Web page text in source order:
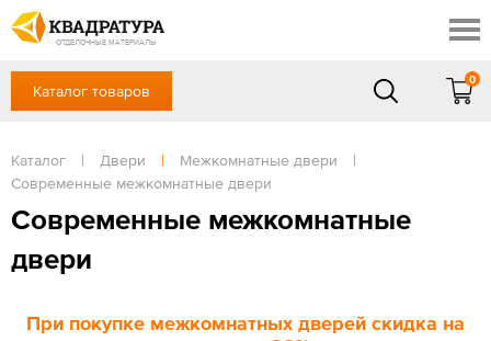
ОТДЕЛОЧНЫЕ МАТЕРИАЛЫ
Профи
Доставка и оплата
Готовые решения
Акции
Отзывы
+7 (4112) 50-55-82
Сб, Вс — выходной
ЗАКАЗАТЬ ЗВОНОК
Вход / Регистрация
Каталог товаров
0
Каталог | Двери | Межкомнатные двери
|
Современные межкомнатные двери
Современные межкомнатные
двери
При покупке межкомнатных дверей скидка на